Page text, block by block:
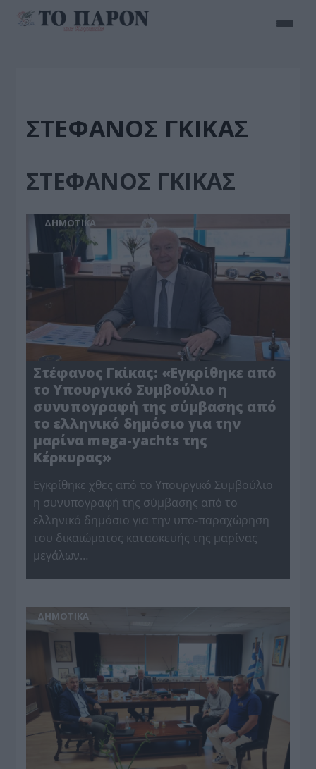
ΣΤΕΦΑΝΟΣ ΓΚΙΚΑΣ
ΣΤΕΦΑΝΟΣ ΓΚΙΚΑΣ
ΔΗΜΟΤΙΚΑ
Στέφανος Γκίκας: «Εγκρίθηκε από
το Υπουργικό Συμβούλιο η
συνυπογραφή της σύμβασης από
το ελληνικό δημόσιο για την
μαρίνα mega-yachts της
Κέρκυρας»
Εγκρίθηκε χθες από το Υπουργικό Συμβούλιο
η συνυπογραφή της σύμβασης από το
ελληνικό δημόσιο για την υπο-παραχώρηση
του δικαιώματος κατασκευής της μαρίνας
μεγάλων…
ΔΗΜΟΤΙΚΑ